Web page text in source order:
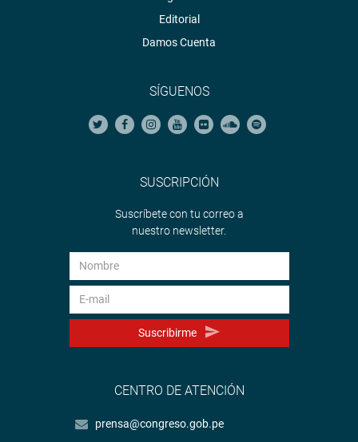
Editorial
Damos Cuenta
SÍGUENOS
SUSCRIPCIÓN
Suscríbete con tu correo a
nuestro newsletter.
Suscribirme
CENTRO DE ATENCIÓN
prensa@congreso.gob.pe